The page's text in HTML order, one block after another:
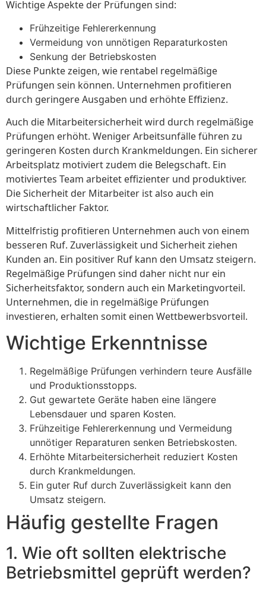
Wichtige Aspekte der Prüfungen sind:
Frühzeitige Fehlererkennung
Vermeidung von unnötigen Reparaturkosten
Senkung der Betriebskosten
Diese Punkte zeigen, wie rentabel regelmäßige
Prüfungen sein können. Unternehmen profitieren
durch geringere Ausgaben und erhöhte Effizienz.
Auch die Mitarbeitersicherheit wird durch regelmäßige
Prüfungen erhöht. Weniger Arbeitsunfälle führen zu
geringeren Kosten durch Krankmeldungen. Ein sicherer
Arbeitsplatz motiviert zudem die Belegschaft. Ein
motiviertes Team arbeitet effizienter und produktiver.
Die Sicherheit der Mitarbeiter ist also auch ein
wirtschaftlicher Faktor.
Mittelfristig profitieren Unternehmen auch von einem
besseren Ruf. Zuverlässigkeit und Sicherheit ziehen
Kunden an. Ein positiver Ruf kann den Umsatz steigern.
Regelmäßige Prüfungen sind daher nicht nur ein
Sicherheitsfaktor, sondern auch ein Marketingvorteil.
Unternehmen, die in regelmäßige Prüfungen
investieren, erhalten somit einen Wettbewerbsvorteil.
Wichtige Erkenntnisse
Regelmäßige Prüfungen verhindern teure Ausfälle
und Produktionsstopps.
Gut gewartete Geräte haben eine längere
Lebensdauer und sparen Kosten.
Frühzeitige Fehlererkennung und Vermeidung
unnötiger Reparaturen senken Betriebskosten.
Erhöhte Mitarbeitersicherheit reduziert Kosten
durch Krankmeldungen.
Ein guter Ruf durch Zuverlässigkeit kann den
Umsatz steigern.
Häufig gestellte Fragen
1. Wie oft sollten elektrische
Betriebsmittel geprüft werden?